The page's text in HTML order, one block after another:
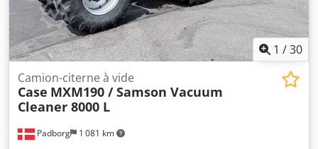
1 /30
Padborg 1 081 km
Camion-citerne à vide
Case MXM190 / Samson Vacuum
Cleaner 8000 L